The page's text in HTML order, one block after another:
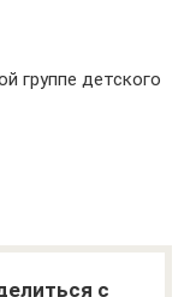
группе детского
с